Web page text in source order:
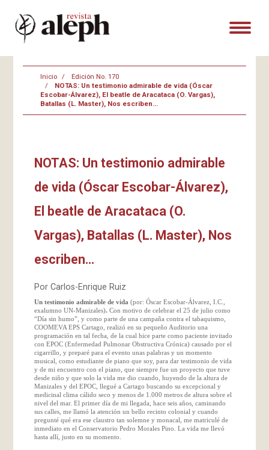
Inicio
Edición No. 170
NOTAS: Un testimonio admirable de vida (Óscar
Escobar-Álvarez), El beatle de Aracataca (O. Vargas),
Batallas (L. Master), Nos escriben…
NOTAS: Un testimonio admirable
de vida (Óscar Escobar-Álvarez),
El beatle de Aracataca (O.
Vargas), Batallas (L. Master), Nos
escriben…
Por Carlos-Enrique Ruiz
Un testimonio admirable de vida (por: Óscar Escobar-Álvarez, I.C.,
exalumno UN-Manizales). Con motivo de celebrar el 25 de julio como
“Día sin humo”, y como parte de una campaña contra el tabaquismo,
COOMEVA EPS Cartago, realizó en su pequeño Auditorio una
programación en tal fecha, de la cual hice parte como paciente invitado
con EPOC (Enfermedad Pulmonar Obstructiva Crónica) causado por el
cigarrillo, y preparé para el evento unas palabras y un momento
musical, como estudiante de piano que soy, para dar testimonio de vida
y de mi encuentro con el piano, que siempre fue un proyecto que tuve
desde niño y que solo la vida me dio cuando, huyendo de la altura de
Manizales y del EPOC, llegué a Cartago buscando su excepcional y
medicinal clima cálido seco y menos de 1.000 metros de altura sobre el
nivel del mar. El primer día de mi llegada, hace seis años, caminando
sus calles, me llamó la atención un bello recinto colonial y cuando
pregunté qué era ese claustro tan solemne y monacal, me matriculé de
inmediato en el Conservatorio Pedro Morales Pino. La vida me llevó
hasta allí, justo en su momento.